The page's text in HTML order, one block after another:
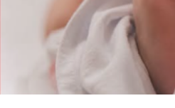
Açıklamalar ve Araştırmalar
Yazarlar Pauline Voss ve
(metin), Seda Motie ve Jessica
Lemcke (çizimler) tarafından